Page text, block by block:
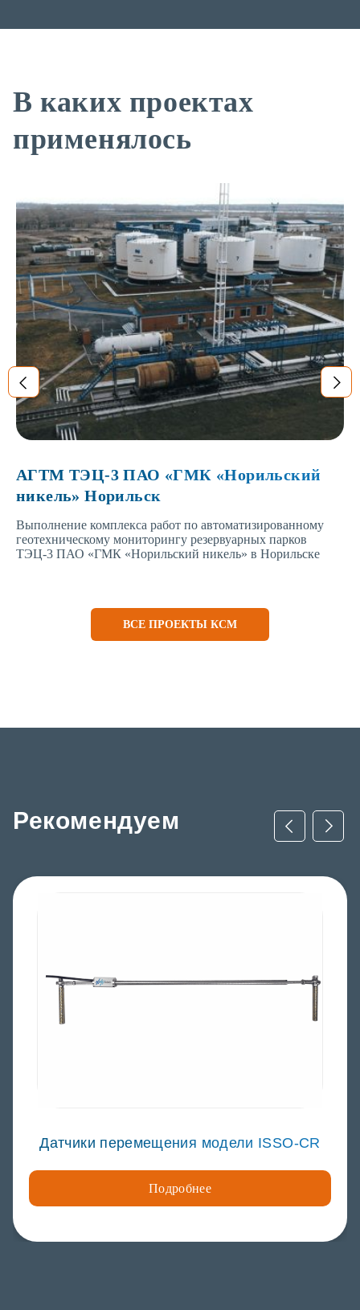
В каких проектах
применялось
АГТМ ТЭЦ-3 ПАО «ГМК «Норильский
никель» Норильск
Выполнение комплекса работ по автоматизированному
геотехническому мониторингу резервуарных парков
ТЭЦ-3 ПАО «ГМК «Норильский никель» в Норильске
ВСЕ ПРОЕКТЫ КСМ
Рекомендуем
Датчики перемещения модели ISSO-CR
Подробнее